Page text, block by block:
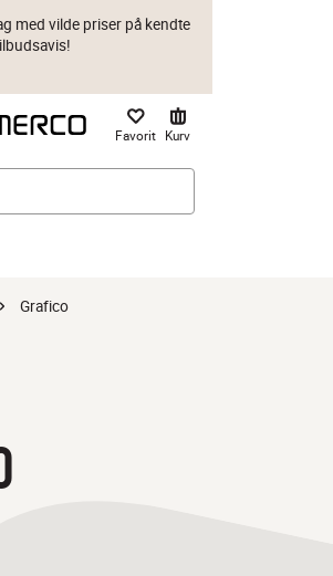
år Prismatch
med vilde priser på kendte
Favorit Kurv
Grafico